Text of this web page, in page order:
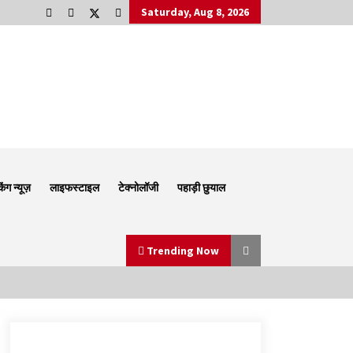
Saturday, Aug 8, 2026
न्यूज़ लाइफस्टाइल टेक्नोलॉजी पहाड़ी छुयाल
Trending Now